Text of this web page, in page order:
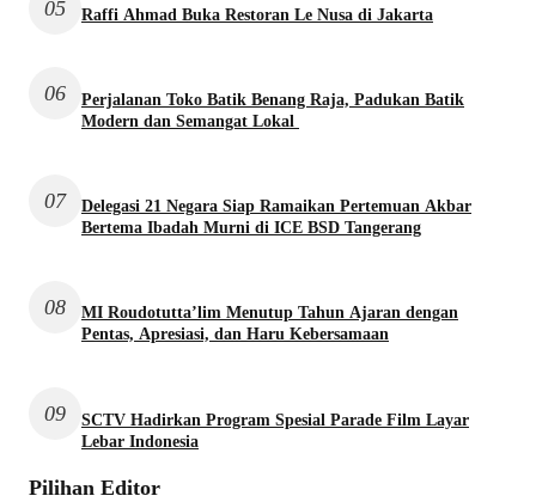
05 Raffi Ahmad Buka Restoran Le Nusa di Jakarta
06
Perjalanan Toko Batik Benang Raja, Padukan Batik
Modern dan Semangat Lokal
07
Delegasi 21 Negara Siap Ramaikan Pertemuan Akbar
Bertema Ibadah Murni di ICE BSD Tangerang
08
MI Roudotutta’lim Menutup Tahun Ajaran dengan
Pentas, Apresiasi, dan Haru Kebersamaan
09
SCTV Hadirkan Program Spesial Parade Film Layar
Lebar Indonesia
Pilihan Editor